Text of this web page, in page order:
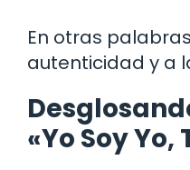
En otras
autenticidad y a
«Yo Soy Yo,